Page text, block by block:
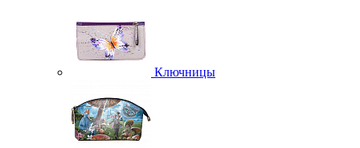
Ключницы